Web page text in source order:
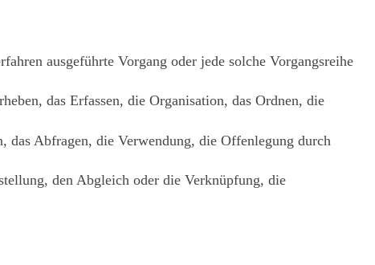
ausgeführte Vorgang oder jede solche Vorgangsreihe
das Erfassen, die Organisation, das Ordnen, die
das Abfragen, die Verwendung, die Offenlegung durch
den Abgleich oder die Verknüpfung, die